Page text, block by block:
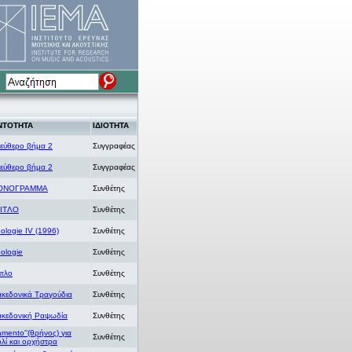
ΙΔΙΟΤΗΤΑ
βήμα 2 Συγγραφέας
βήμα 2 Συγγραφέας
Συνθέτης
Συνθέτης
IV (1996)
Συνθέτης
Συνθέτης
Συνθέτης
Τραγούδια
Συνθέτης
Ραψωδία
Συνθέτης
για
και ορχήστρα
Συνθέτης